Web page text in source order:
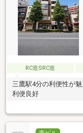
RC造SRC造
三鷹駅4分の利便性が
利便良好